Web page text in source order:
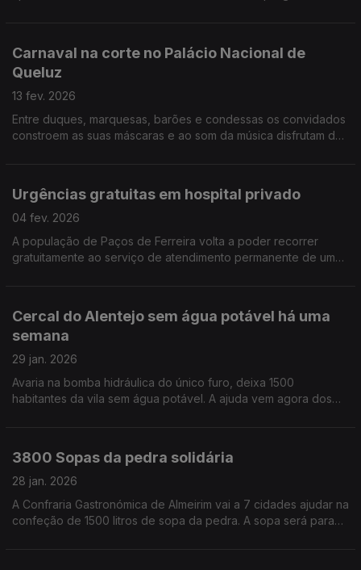
Carnaval na corte no Palácio Nacional de
Queluz
13 fev. 2026
Entre duques, marquesas, barões e condessas os convidados
constroem as suas máscaras e ao som da música disfrutam de
Urgências gratuitas em hospital privado
04 fev. 2026
A população de Paços de Ferreira volta a poder recorrer
gratuitamente ao serviço de atendimento permanente de um
Cercal do Alentejo sem água potável há uma
semana
29 jan. 2026
Avaria na bomba hidráulica do único furo, deixa 1500
habitantes da vila sem água potável. A ajuda vem agora dos
3800 Sopas da pedra solidária
28 jan. 2026
A Confraria Gastronómica de Almeirim vai a 7 cidades ajudar na
confeção de 1500 litros de sopa da pedra. A sopa será para